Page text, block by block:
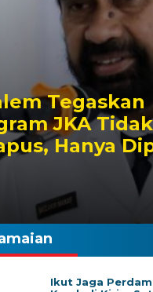
Tegaskan
JKA Tidak
Hanya
Ikut Jaga